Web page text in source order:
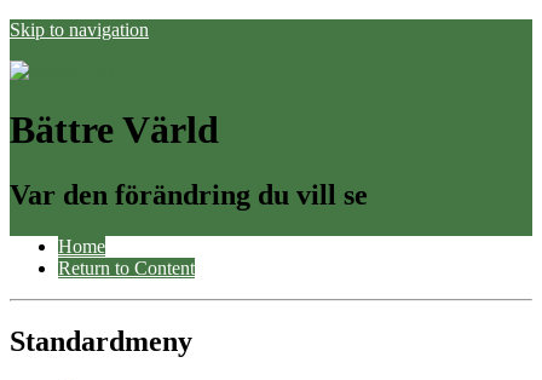
Skip to navigation
Bättre Värld
Var den förändring du vill se
Home
Return to Content
Standardmeny